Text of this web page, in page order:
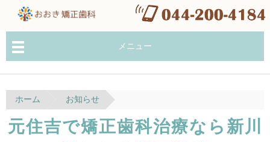
メニュー
ホーム お知らせ
元住吉で矯正歯科治療なら新川